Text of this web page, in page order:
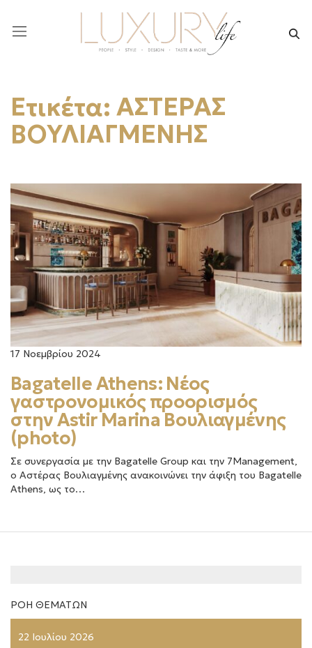
Ετικέτα: ΑΣΤΕΡΑΣ
ΒΟΥΛΙΑΓΜΕΝΗΣ
17 Νοεμβρίου 2024
Bagatelle Athens: Νέος
γαστρονομικός προορισμός
στην Astir Marina Βουλιαγμένης
(photo)
Σε συνεργασία με την Bagatelle Group και την 7Management,
ο Αστέρας Βουλιαγμένης ανακοινώνει την άφιξη του Bagatelle
Athens, ως το…
ΡΟΗ ΘΕΜΑΤΩΝ
22 Ιουλίου 2026